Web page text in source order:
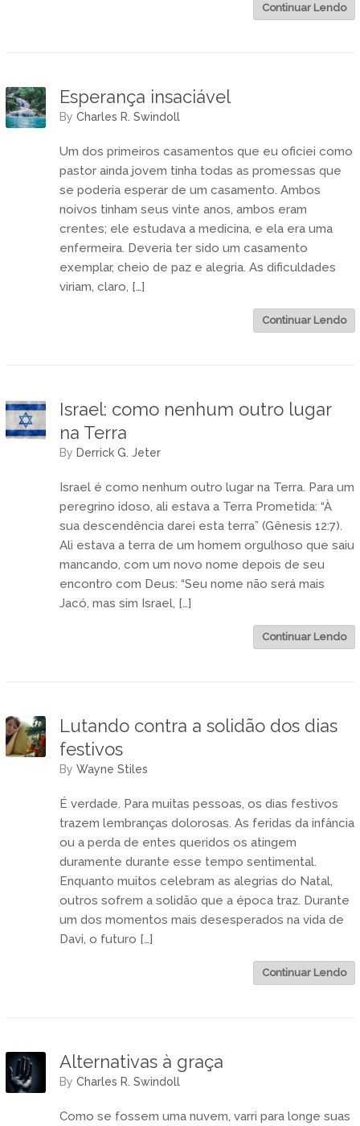
Continuar Lendo
Esperança insaciável
byCharles R. Swindoll
Um dos primeiros casamentos que eu oficiei como
pastor ainda jovem tinha todas as promessas que
se poderia esperar de um casamento. Ambos
noivos tinham seus vinte anos, ambos eram
crentes; ele estudava a medicina, e ela era uma
enfermeira. Deveria ter sido um casamento
exemplar, cheio de paz e alegria. As dificuldades
viriam, claro, […]
Continuar Lendo
Israel: como nenhum outro lugar
na Terra
by Derrick G. Jeter
Israel é como nenhum outro lugar na Terra. Para um
peregrino idoso, ali estava a Terra Prometida: “À
sua descendência darei esta terra” (Gênesis 12:7).
Ali estava a terra de um homem orgulhoso que saiu
mancando, com um novo nome depois de seu
encontro com Deus: “Seu nome não será mais
Jacó, mas sim Israel, […]
Continuar Lendo
Lutando contra a solidão dos dias
festivos
byWayne Stiles
É verdade. Para muitas pessoas, os dias festivos
trazem lembranças dolorosas. As feridas da infância
ou a perda de entes queridos os atingem
duramente durante esse tempo sentimental.
Enquanto muitos celebram as alegrias do Natal,
outros sofrem a solidão que a época traz. Durante
um dos momentos mais desesperados na vida de
Davi, o futuro […]
Continuar Lendo
Alternativas à graça
byCharles R. Swindoll
Como se fossem uma nuvem, varri para longe suas